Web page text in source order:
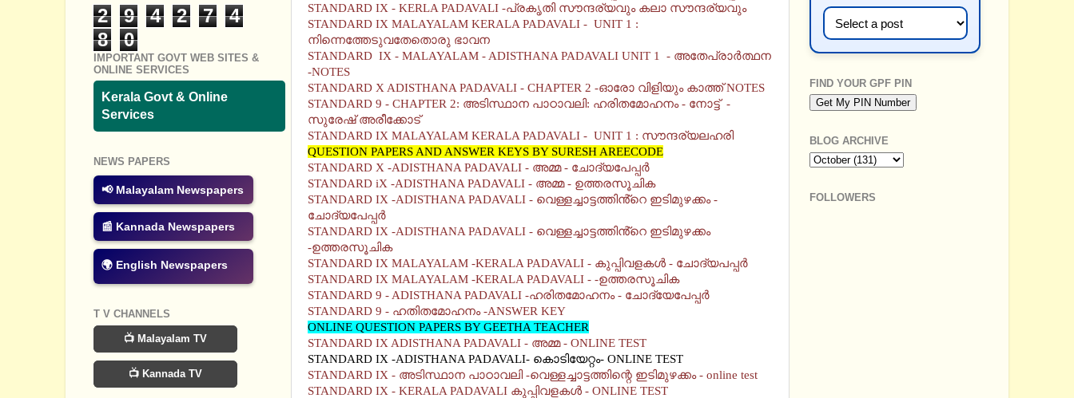
STANDARD IX - KERLA PADAVALI -പ്രകൃതി സൗന്ദര്യവും കലാ സൗന്ദര്യവും
STANDARD IX MALAYALAM KERALA PADAVALI - UNIT 1 :
നിന്നെത്തേടുവതേതൊരു ഭാവന
STANDARD IX - MALAYALAM - ADISTHANA PADAVALI UNIT 1 - അതേപ്രാര്‍ത്ഥന
-NOTES
STANDARD X ADISTHANA PADAVALI - CHAPTER 2 -ഓരോ വിളിയും കാത്ത് NOTES
STANDARD 9 - CHAPTER 2: അടിസ്ഥാന പാഠാവലി: ഹരിതമോഹനം - നോട്ട് -
സുരേഷ് അരീക്കോട്
STANDARD IX MALAYALAM KERALA PADAVALI - UNIT 1 : സൗന്ദര്യലഹരി
QUESTION PAPERS AND ANSWER KEYS BY SURESH AREECODE
STANDARD X -ADISTHANA PADAVALI - അമ്മ - ചോദ്യപേപ്പര്‍
STANDARD iX -ADISTHANA PADAVALI - അമ്മ - ഉത്തരസൂചിക
STANDARD IX -ADISTHANA PADAVALI - വെള്ളച്ചാട്ടത്തിൻ്റെ ഇടിമുഴക്കം -
ചോദ്യപേപ്പര്‍
STANDARD IX -ADISTHANA PADAVALI - വെള്ളച്ചാട്ടത്തിൻ്റെ ഇടിമുഴക്കം
-ഉത്തരസൂചിക
STANDARD IX MALAYALAM -KERALA PADAVALI - കുപ്പിവളകള്‍ - ചോദ്യപപ്പര്‍
STANDARD IX MALAYALAM -KERALA PADAVALI - -ഉത്തരസൂചിക
STANDARD 9 - ADISTHANA PADAVALI -ഹരിതമോഹനം - ചോദ്യേപേപ്പര്‍
STANDARD 9 - ഹതിതമോഹനം -ANSWER KEY
ONLINE QUESTION PAPERS BY GEETHA TEACHER
STANDARD IX ADISTHANA PADAVALI - അമ്മ - ONLINE TEST
STANDARD IX -ADISTHANA PADAVALI- കൊടിയേറ്റം- ONLINE TEST
STANDARD IX - അടിസ്ഥാന പാഠാവലി -വെള്ളച്ചാട്ടത്തിന്റെ ഇടിമുഴക്കം - online test
STANDARD IX - KERALA PADAVALI കുപ്പിവളകള്‍ - ONLINE TEST
2 9 4 2 7
4
8
0
IMPORTANT GOVT WEB SITES &
ONLINE SERVICES
Kerala Govt & Online
Services
NEWS PAPERS
📢 Malayalam Newspapers
📰 Kannada Newspapers
🌍 English Newspapers
T V CHANNELS
📺 Malayalam TV
📺 Kannada TV
FIND YOUR GPF PIN
BLOG ARCHIVE
FOLLOWERS